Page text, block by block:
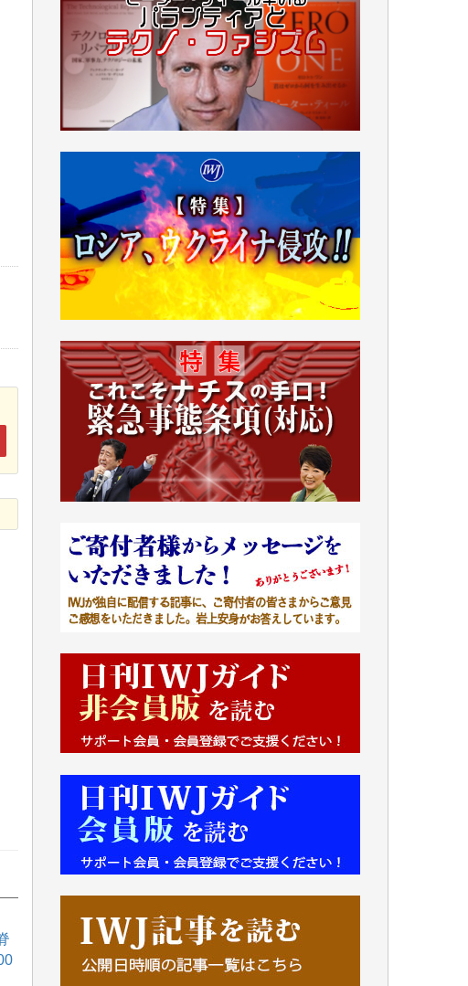
■■■■■■
IWJには、ご寄付・カンパをいただいた方々
より、たくさんの応援のメッセージが届いて
います。感謝を込めて、その一部をここにご
紹介いたします。
■■■■■■
■2026年7月、ご寄付いただいた皆さま、心よ
り感謝を申し上げます。
Y.H. 様
Y.Y. 様
Y,M. 様
T.M. 様
マツモト ヤスアキ 様
吉村 隆子 様
新城 靖 様
青木 要 様